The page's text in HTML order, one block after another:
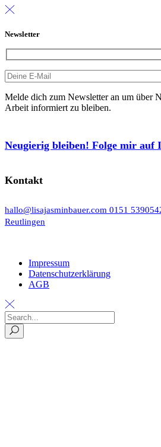
Newsletter
Melde dich zum Newsletter an um über
Arbeit informiert zu bleiben.
Neugierig bleiben! Folge mir auf
Kontakt
hallo@lisajasminbauer.com 0151
Reutlingen
Impressum
Datenschutzerklärung
AGB